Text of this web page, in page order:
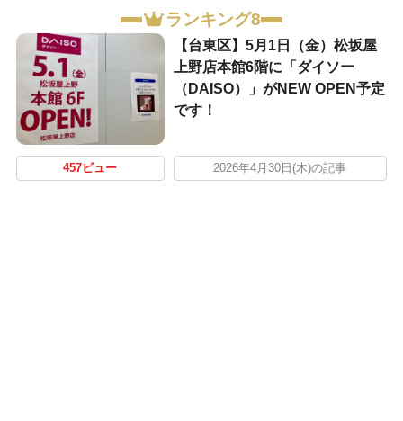
ランキング8
【台東区】5月1日（金）松坂屋
上野店本館6階に「ダイソー
（DAISO）」がNEW OPEN予定
です！
457ビュー 2026年4月30日(木)の記事